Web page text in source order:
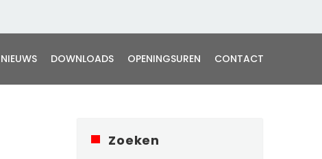
NIEUWS DOWNLOADS OPENINGSUREN CONTACT
Zoeken